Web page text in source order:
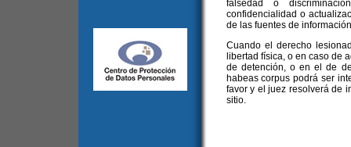
falsedad o
confidencialidad o
de las fuentes de
Cuando el derecho
libertad física, o en caso de
de detención, o en el de
habeas corpus podrá ser
favor y el juez resolverá de
sitio.